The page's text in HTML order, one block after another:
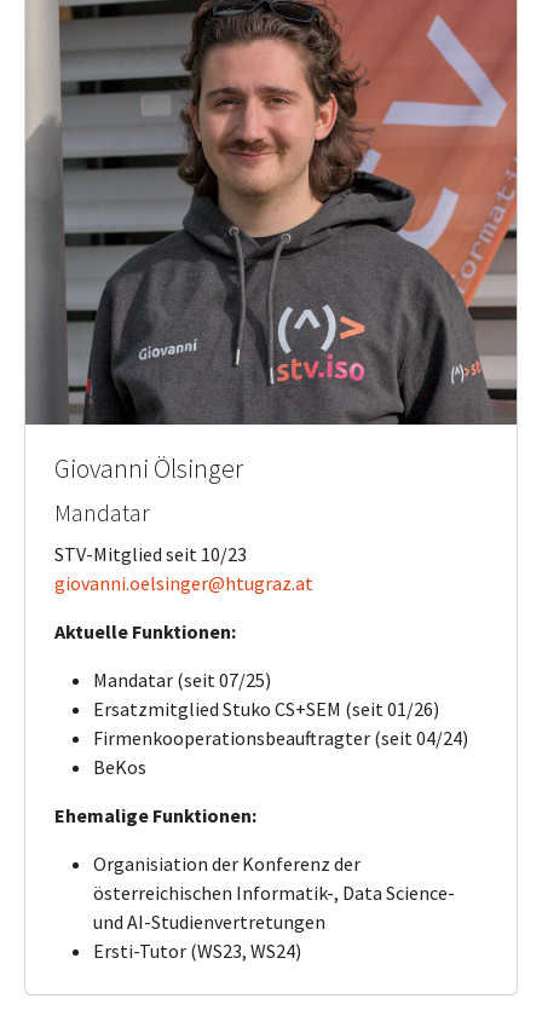
Giovanni Ölsinger
Mandatar
STV-Mitglied seit 10/23
giovanni.oelsinger@htugraz.at
Aktuelle Funktionen:
Mandatar (seit 07/25)
Ersatzmitglied Stuko CS+SEM (seit 01/26)
Firmenkooperationsbeauftragter (seit 04/24)
BeKos
Ehemalige Funktionen:
Organisiation der Konferenz der
österreichischen Informatik-, Data Science-
und AI-Studienvertretungen
Ersti-Tutor (WS23, WS24)